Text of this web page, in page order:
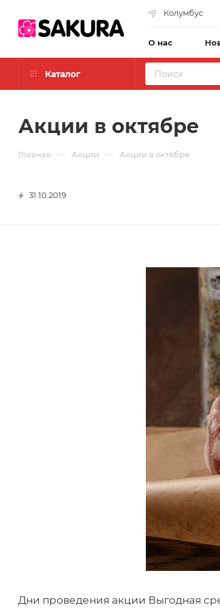
Колумбус
О нас
Каталог
Акции в октябре
Главная — Акции — Акции в октябре
31.10.2019
Дни проведения акции Выгодная